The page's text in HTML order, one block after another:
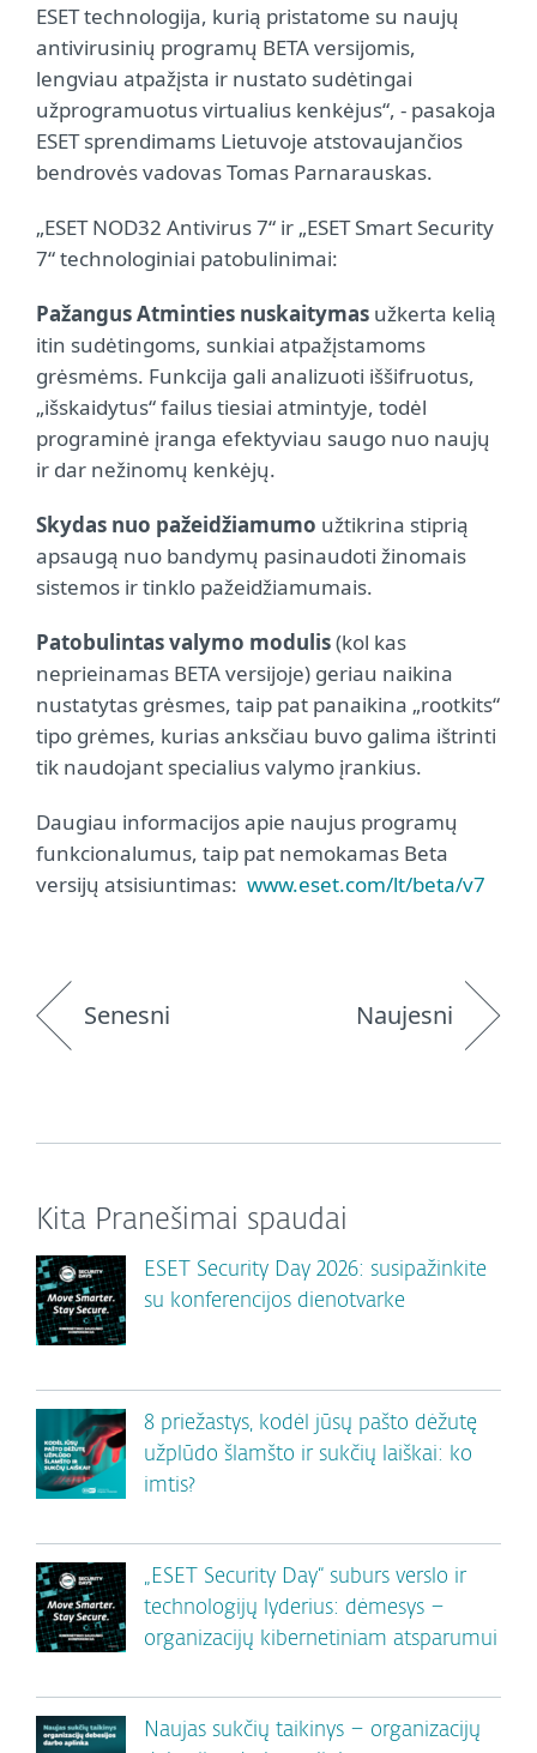
ESET technologija, kurią pristatome su naujų
antivirusinių programų BETA versijomis,
lengviau atpažįsta ir nustato sudėtingai
užprogramuotus virtualius kenkėjus“, - pasakoja
ESET sprendimams Lietuvoje atstovaujančios
bendrovės vadovas Tomas Parnarauskas.
„ESET NOD32 Antivirus 7“ ir „ESET Smart Security
7“ technologiniai patobulinimai:
Pažangus Atminties nuskaitymas užkerta kelią
itin sudėtingoms, sunkiai atpažįstamoms
grėsmėms. Funkcija gali analizuoti iššifruotus,
„išskaidytus“ failus tiesiai atmintyje, todėl
programinė įranga efektyviau saugo nuo naujų
ir dar nežinomų kenkėjų.
Skydas nuo pažeidžiamumo užtikrina stiprią
apsaugą nuo bandymų pasinaudoti žinomais
sistemos ir tinklo pažeidžiamumais.
Patobulintas valymo modulis(kol kas
neprieinamas BETA versijoje) geriau naikina
nustatytas grėsmes, taip pat panaikina „rootkits“
tipo grėmes, kurias anksčiau buvo galima ištrinti
tik naudojant specialius valymo įrankius.
Daugiau informacijos apie naujus programų
funkcionalumus, taip pat nemokamas Beta
versijų atsisiuntimas: www.eset.com/lt/beta/v7
Senesni Naujesni
Kita Pranešimai spaudai
ESET Security Day 2026: susipažinkite
su konferencijos dienotvarke
8 priežastys, kodėl jūsų pašto dėžutę
užplūdo šlamšto ir sukčių laiškai: ko
imtis?
„ESET Security Day“ suburs verslo ir
technologijų lyderius: dėmesys –
organizacijų kibernetiniam atsparumui
Naujas sukčių taikinys – organizacijų